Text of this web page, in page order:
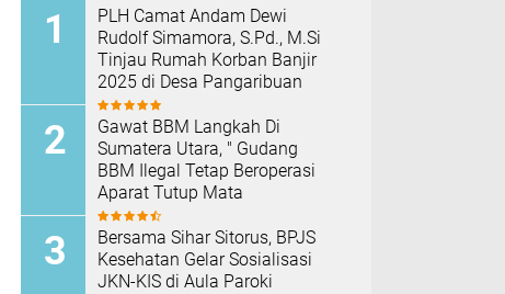
PLH Camat Andam Dewi
Rudolf Simamora, S.Pd., M.Si
Tinjau Rumah Korban Banjir
2025 di Desa Pangaribuan
Gawat BBM Langkah Di
Sumatera Utara, " Gudang
BBM Ilegal Tetap Beroperasi
Aparat Tutup Mata
Bersama Sihar Sitorus, BPJS
Kesehatan Gelar Sosialisasi
JKN-KIS di Aula Paroki